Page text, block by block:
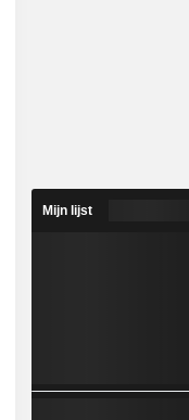
analisten
Mijn lijst